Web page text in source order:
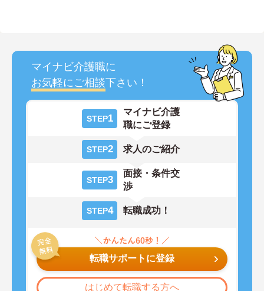
マイナビ介護職に
お気軽にご相談下さい！
STEP1
マイナビ介護
職にご登録
STEP2 求人のご紹介
STEP3
面接・条件交
渉
STEP4 転職成功！
転職サポートに登録
はじめて転職する方へ